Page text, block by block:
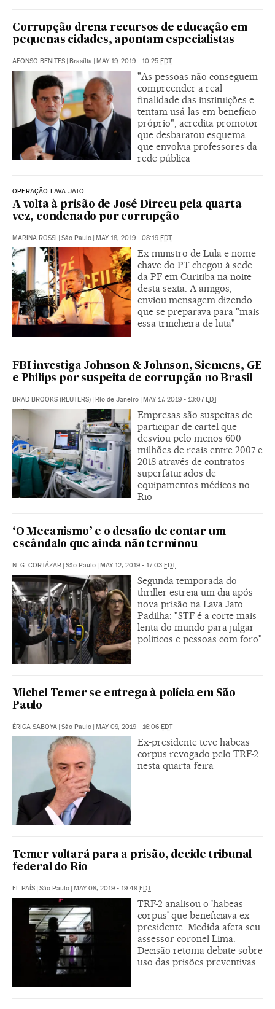
Corrupção drena recursos de educação em
pequenas cidades, apontam especialistas
AFONSO BENITES | Brasília | MAY 19, 2019 - 10:25 EDT
"As pessoas não conseguem
compreender a real
finalidade das instituições e
tentam usá-las em benefício
próprio", acredita promotor
que desbaratou esquema
que envolvia professores da
rede pública
OPERAÇÃO LAVA JATO
A volta à prisão de José Dirceu pela quarta
vez, condenado por corrupção
MARINA ROSSI | São Paulo | MAY 18, 2019 - 08:19 EDT
Ex-ministro de Lula e nome
chave do PT chegou à sede
da PF em Curitiba na noite
desta sexta. A amigos,
enviou mensagem dizendo
que se preparava para "mais
essa trincheira de luta"
FBI investiga Johnson & Johnson, Siemens, GE
e Philips por suspeita de corrupção no Brasil
BRAD BROOKS (REUTERS) | Rio de Janeiro | MAY 17, 2019 - 13:07EDT
Empresas são suspeitas de
participar de cartel que
desviou pelo menos 600
milhões de reais entre 2007 e
2018 através de contratos
superfaturados de
equipamentos médicos no
Rio
‘O Mecanismo’ e o desafio de contar um
escândalo que ainda não terminou
N. G. CORTÁZAR | São Paulo | MAY 12, 2019 - 17:03 EDT
Segunda temporada do
thriller estreia um dia após
nova prisão na Lava Jato.
Padilha: "STF é a corte mais
lenta do mundo para julgar
políticos e pessoas com foro"
Michel Temer se entrega à polícia em São
Paulo
ÉRICA SABOYA | São Paulo | MAY 09, 2019 - 16:06 EDT
Ex-presidente teve habeas
corpus revogado pelo TRF-2
nesta quarta-feira
Temer voltará para a prisão, decide tribunal
federal do Rio
EL PAÍS | São Paulo | MAY 08, 2019 - 19:49 EDT
TRF-2 analisou o 'habeas
corpus' que beneficiava ex-
presidente. Medida afeta seu
assessor coronel Lima.
Decisão retoma debate sobre
uso das prisões preventivas